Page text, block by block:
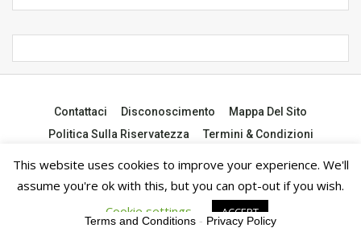
Contattaci Disconoscimento
Mappa Del Sito
Politica Sulla Riservatezza
Termini & Condizioni
This website uses cookies to improve your experience. We'll
assume you're ok with this, but you can opt-out if you wish.
Cookie settings
ACCEPT
Terms and Conditions - Privacy Policy